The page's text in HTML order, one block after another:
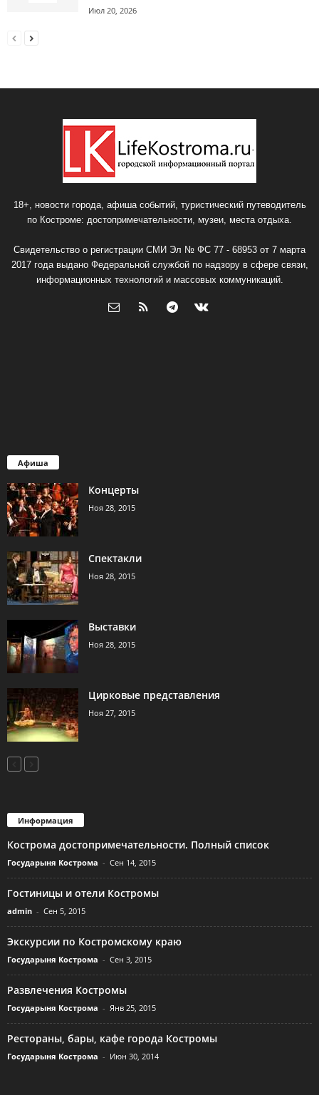
Июл 20, 2026
18+, новости города, афиша событий, туристический путеводитель
по Костроме: достопримечательности, музеи, места отдыха.
Свидетельство о регистрации СМИ Эл № ФС 77 - 68953 от 7 марта
2017 года выдано Федеральной службой по надзору в сфере связи,
информационных технологий и массовых коммуникаций.
Афиша
Концерты
Ноя 28, 2015
Спектакли
Ноя 28, 2015
Выставки
Ноя 28, 2015
Цирковые представления
Ноя 27, 2015
Информация
Кострома достопримечательности. Полный список
Государыня Кострома - Сен 14, 2015
Гостиницы и отели Костромы
admin - Сен 5, 2015
Экскурсии по Костромскому краю
Государыня Кострома - Сен 3, 2015
Развлечения Костромы
Государыня Кострома - Янв 25, 2015
Рестораны, бары, кафе города Костромы
Государыня Кострома - Июн 30, 2014